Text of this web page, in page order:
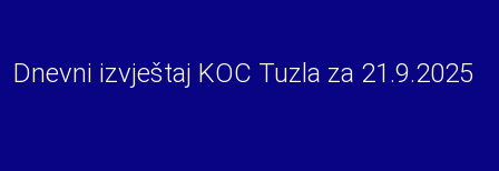
Dnevni izvještaj KOC Tuzla za 21.9.2025